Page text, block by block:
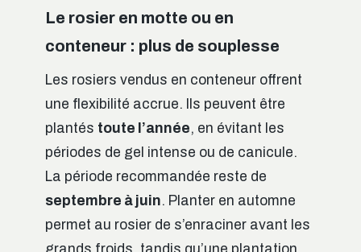
Le rosier en motte ou en
conteneur : plus de souplesse
Les rosiers vendus en conteneur offrent
une flexibilité accrue. Ils peuvent être
plantés toute l’année, en évitant les
périodes de gel intense ou de canicule.
La période recommandée reste de
septembre à juin. Planter en automne
permet au rosier de s’enraciner avant les